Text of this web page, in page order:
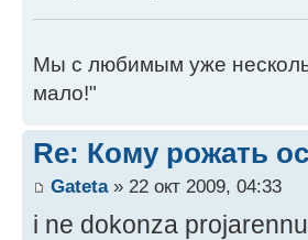
Мы с любимым уже
мало!"
Re: Кому рожать
Gateta» 22 окт 2009, 04:33
i ne dokonza